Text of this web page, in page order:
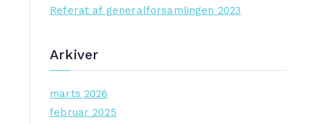
Referat af generalforsamlingen 2023
Arkiver
marts 2026
februar 2025